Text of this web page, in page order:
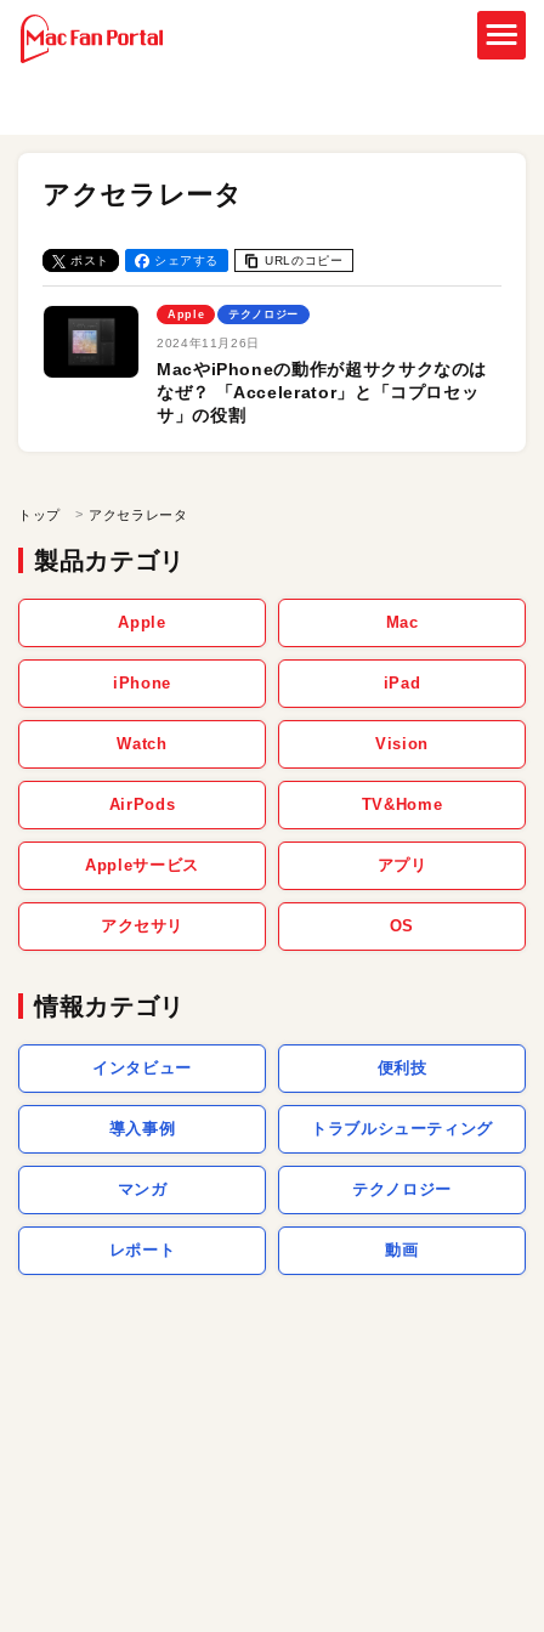
アクセラレータ
ポスト シェアする URLのコピー
Apple テクノロジー
2024年11月26日
MacやiPhoneの動作が超サクサクなのは
なぜ？ 「Accelerator」と「コプロセッ
サ」の役割
トップ アクセラレータ
製品カテゴリ
Apple Mac
iPhone iPad
Watch Vision
AirPods TV&Home
Appleサービス アプリ
アクセサリ OS
情報カテゴリ
インタビュー 便利技
導入事例 トラブルシューティング
マンガ テクノロジー
レポート 動画